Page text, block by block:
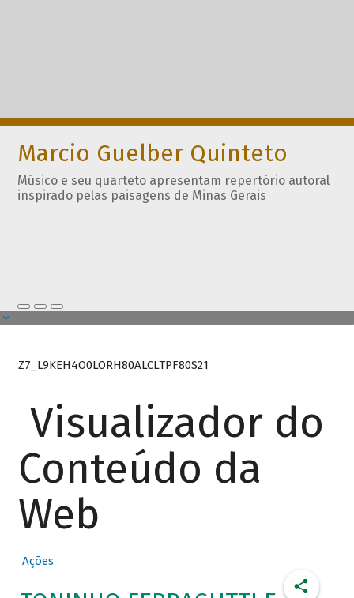
Marcio Guelber Quinteto
Músico e seu quarteto apresentam repertório autoral
inspirado pelas paisagens de Minas Gerais
Z7_L9KEH4O0LORH80ALCLTPF80S21
Visualizador do
Conteúdo da
Web
Ações